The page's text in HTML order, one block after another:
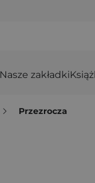
Nasze zakładki
Przezrocza